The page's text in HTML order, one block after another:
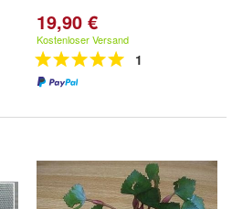
19,90 €
Kostenloser Versand
1